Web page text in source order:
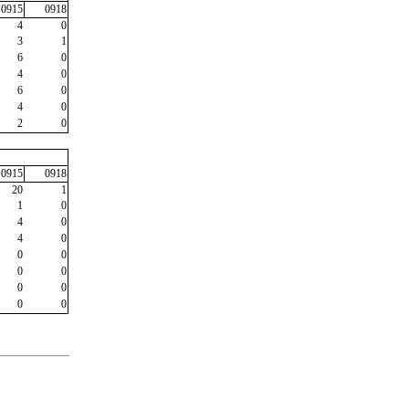
0915
0918
4
0
3
1
6
0
4
0
6
0
4
0
2
0
0915
0918
20
1
1
0
4
0
4
0
0
0
0
0
0
0
0 0